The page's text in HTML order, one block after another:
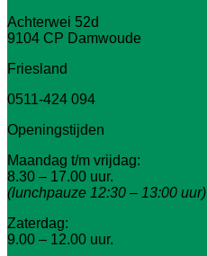
Achterwei 52d
9104 CP Damwoude
Friesland
0511-424 094
Openingstijden
Maandag t/m vrijdag:
8.30 – 17.00 uur.
(lunchpauze 12:30 – 13:00 uur)
Zaterdag:
9.00 – 12.00 uur.